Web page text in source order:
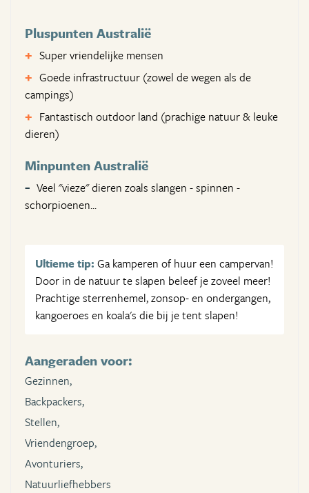
Pluspunten Australië
Super vriendelijke mensen
Goede infrastructuur (zowel de wegen als de
campings)
Fantastisch outdoor land (prachige natuur & leuke
dieren)
Minpunten Australië
Veel "vieze" dieren zoals slangen - spinnen -
schorpioenen...
Ultieme tip: Ga kamperen of huur een campervan!
Door in de natuur te slapen beleef je zoveel meer!
Prachtige sterrenhemel, zonsop- en ondergangen,
kangoeroes en koala's die bij je tent slapen!
Aangeraden voor:
Gezinnen,
Backpackers,
Stellen,
Vriendengroep,
Avonturiers,
Natuurliefhebbers